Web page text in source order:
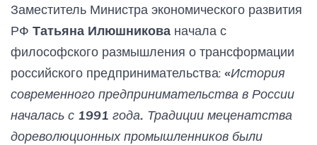
Заместитель Министра экономического развития
РФ Татьяна Илюшникова начала с
философского размышления о трансформации
российского предпринимательства: «История
современного предпринимательства в России
началась с 1991 года. Традиции меценатства
дореволюционных промышленников были